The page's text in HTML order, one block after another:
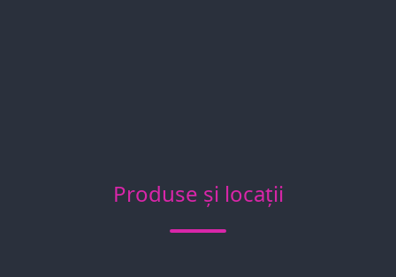
Produse și locații